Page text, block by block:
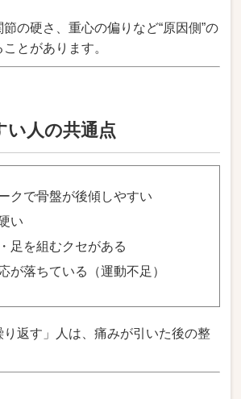
の硬さ、重心の偏りなど“原因側”の
とがあります。
い人の共通点
クで骨盤が後傾しやすい
い
足を組むクセがある
が落ちている（運動不足）
り返す」人は、痛みが引いた後の整